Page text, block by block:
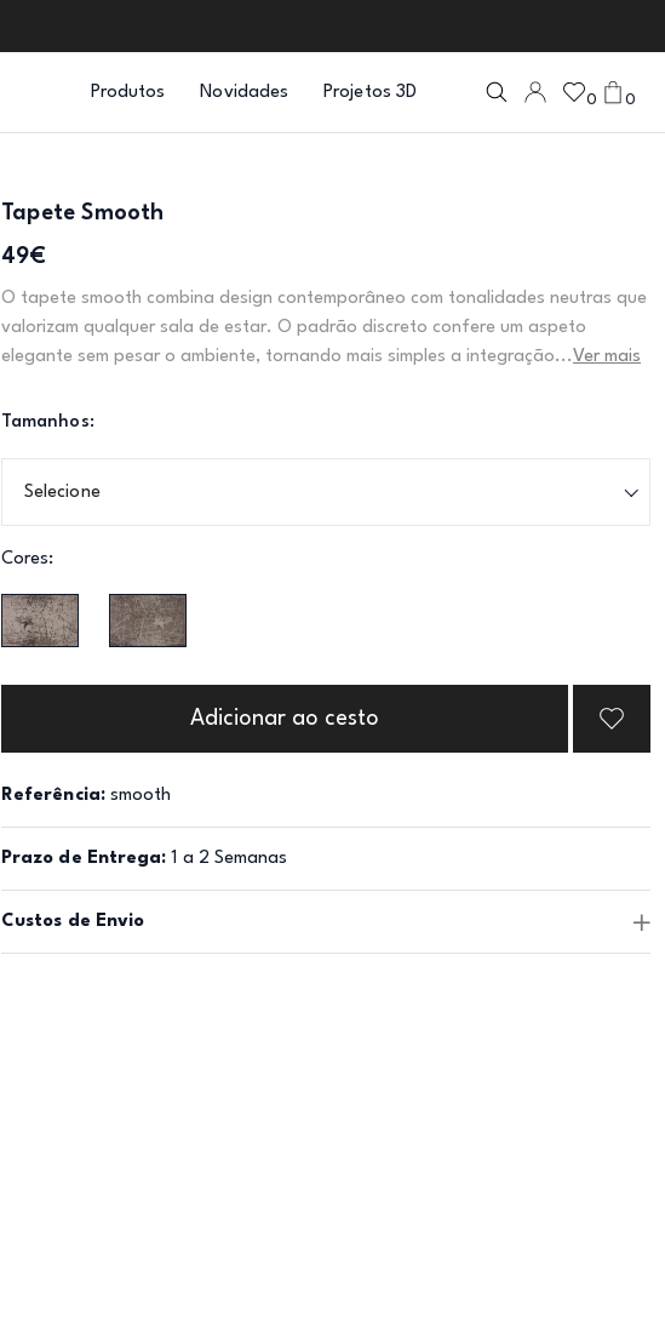
Produtos Novidades Projetos 3D 0 0
Tapete Smooth
49€
O tapete smooth combina design contemporâneo com tonalidades neutras que
valorizam qualquer sala de estar. O padrão discreto confere um aspeto
elegante sem pesar o ambiente, tornando mais simples a integração... Ver mais
Tamanhos:
Selecione
Cores:
Adicionar ao cesto
Referência: smooth
Prazo de Entrega: 1 a 2 Semanas
Custos de Envio